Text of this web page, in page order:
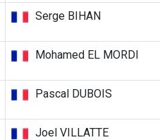
Serge BIHAN
Mohamed EL MORDI
Pascal DUBOIS
Joel VILLATTE